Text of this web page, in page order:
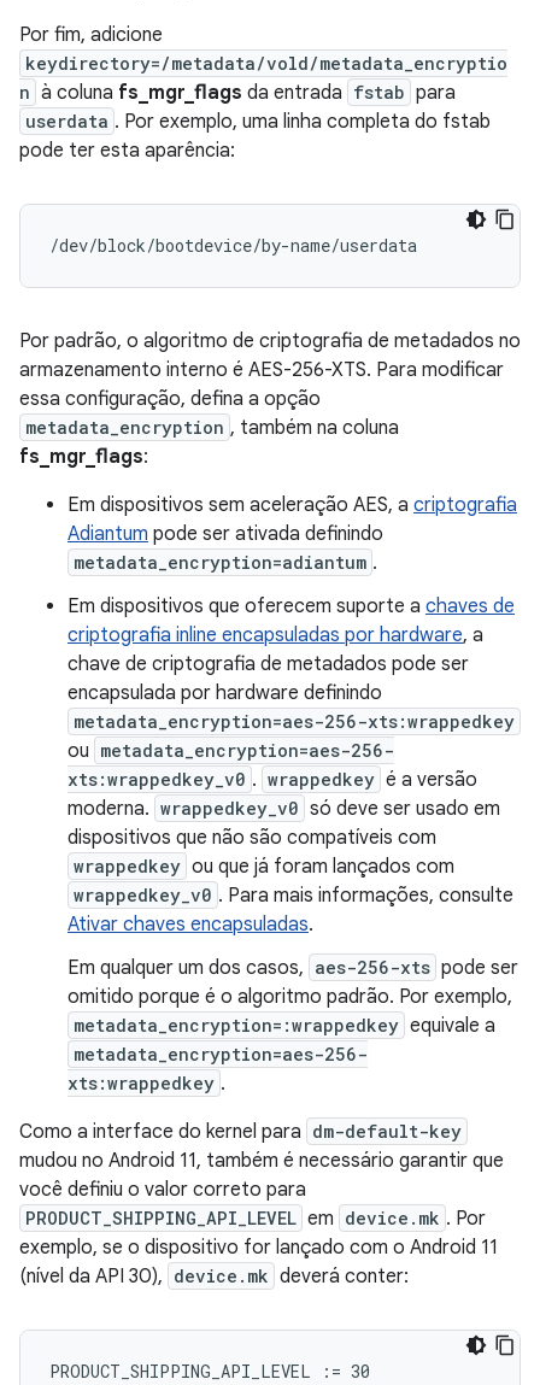
Por fim, adicione
keydirectory=/metadata/vold/metadata_encryptio
n à coluna fs_mgr_flags da entrada fstab para
userdata . Por exemplo, uma linha completa do fstab
pode ter esta aparência:
/dev/block/bootdevice/by-name/userdata
Por padrão, o algoritmo de criptografia de metadados no
armazenamento interno é AES-256-XTS. Para modificar
essa configuração, defina a opção
metadata_encryption , também na coluna
fs_mgr_flags:
Em dispositivos sem aceleração AES, a criptografia
Adiantum pode ser ativada definindo
metadata_encryption=adiantum .
Em dispositivos que oferecem suporte a chaves de
criptografia inline encapsuladas por hardware, a
chave de criptografia de metadados pode ser
encapsulada por hardware definindo
metadata_encryption=aes-256-xts:wrappedkey
ou metadata_encryption=aes-256-
xts:wrappedkey_v0 . wrappedkey é a versão
moderna. wrappedkey_v0 só deve ser usado em
dispositivos que não são compatíveis com
wrappedkey ou que já foram lançados com
wrappedkey_v0 . Para mais informações, consulte
Ativar chaves encapsuladas.
Em qualquer um dos casos, aes-256-xts pode ser
omitido porque é o algoritmo padrão. Por exemplo,
metadata_encryption=:wrappedkey equivale a
metadata_encryption=aes-256-
xts:wrappedkey .
Como a interface do kernel para dm-default-key
mudou no Android 11, também é necessário garantir que
você definiu o valor correto para
PRODUCT_SHIPPING_API_LEVEL em device.mk . Por
exemplo, se o dispositivo for lançado com o Android 11
(nível da API 30), device.mk deverá conter: